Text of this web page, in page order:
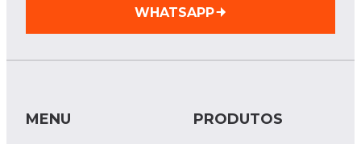
WHATSAPP
MENU PRODUTOS